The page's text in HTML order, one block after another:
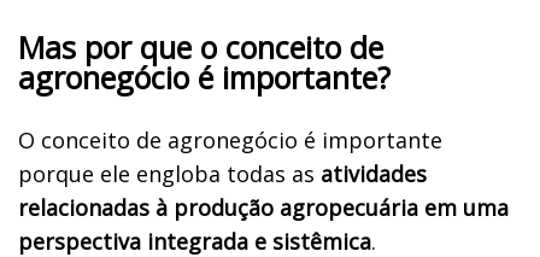
Mas por que o conceito de
agronegócio é importante?
O conceito de agronegócio é importante
porque ele engloba todas as atividades
relacionadas à produção agropecuária em uma
perspectiva integrada e sistêmica.